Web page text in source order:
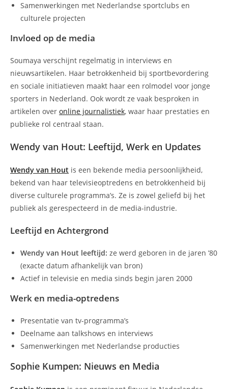
Samenwerkingen met Nederlandse sportclubs en
culturele projecten
Invloed op de media
Soumaya verschijnt regelmatig in interviews en
nieuwsartikelen. Haar betrokkenheid bij sportbevordering
en sociale initiatieven maakt haar een rolmodel voor jonge
sporters in Nederland. Ook wordt ze vaak besproken in
artikelen over online journalistiek, waar haar prestaties en
publieke rol centraal staan.
Wendy van Hout: Leeftijd, Werk en Updates
Wendy van Hout is een bekende media persoonlijkheid,
bekend van haar televisieoptredens en betrokkenheid bij
diverse culturele programma’s. Ze is zowel geliefd bij het
publiek als gerespecteerd in de media-industrie.
Leeftijd en Achtergrond
Wendy van Hout leeftijd: ze werd geboren in de jaren ’80
(exacte datum afhankelijk van bron)
Actief in televisie en media sinds begin jaren 2000
Werk en media-optredens
Presentatie van tv-programma’s
Deelname aan talkshows en interviews
Samenwerkingen met Nederlandse producties
Sophie Kumpen: Nieuws en Media